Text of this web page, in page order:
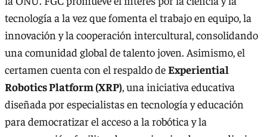
tecnología a la vez que fomenta el trabajo en equipo, la
innovación y la cooperación intercultural, consolidando
una comunidad global de talento joven. Asimismo, el
certamen cuenta con el respaldo deExperiential
Robotics Platform (XRP), una iniciativa educativa
diseñada por especialistas en tecnología y educación
para democratizar el acceso a la robótica y la